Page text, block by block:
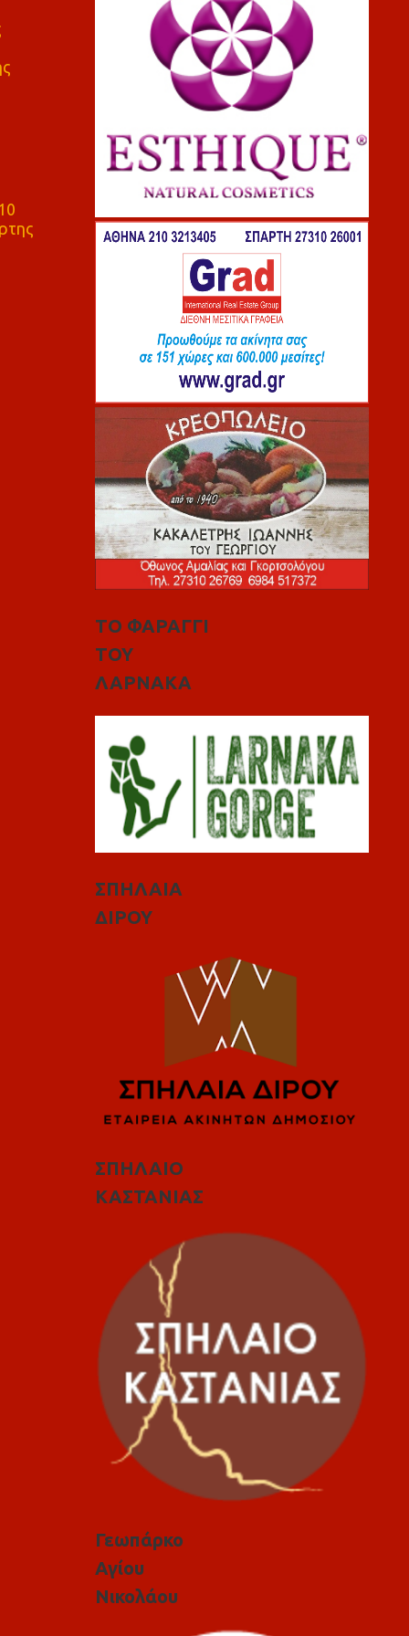
ΤΟ ΦΑΡΑΓΓΙ
ΤΟΥ
ΛΑΡΝΑΚΑ
ΣΠΗΛΑΙΑ
ΔΙΡΟΥ
ΣΠΗΛΑΙΟ
ΚΑΣΤΑΝΙΑΣ
Γεωπάρκο
Αγίου
Νικολάου